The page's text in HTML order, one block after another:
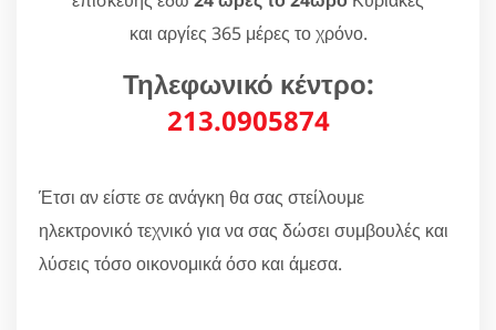
και αργίες 365 μέρες το χρόνο.
Τηλεφωνικό κέντρο:
213.0905874
Έτσι αν είστε σε ανάγκη θα σας στείλουμε
ηλεκτρονικό τεχνικό για να σας δώσει συμβουλές και
λύσεις τόσο οικονομικά όσο και άμεσα.